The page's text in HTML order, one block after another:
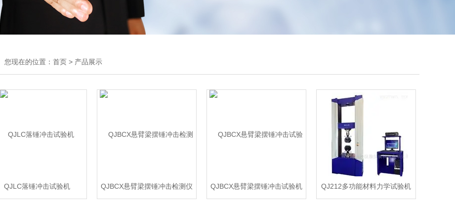
您现在的位置： 首页 > 产品展示
QJLC落锤冲击试验机 QJBCX悬臂梁摆锤冲击检测仪 QJBCX悬臂梁摆锤冲击试验机 QJ212多功能材料力学试验机